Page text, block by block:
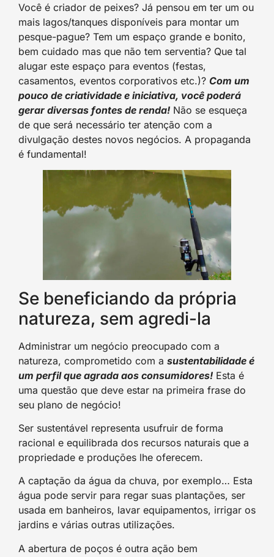
Você é criador de peixes? Já pensou em ter um ou
mais lagos/tanques disponíveis para montar um
pesque-pague? Tem um espaço grande e bonito,
bem cuidado mas que não tem serventia? Que tal
alugar este espaço para eventos (festas,
casamentos, eventos corporativos etc.)? Com um
pouco de criatividade e iniciativa, você poderá
gerar diversas fontes de renda! Não se esqueça
de que será necessário ter atenção com a
divulgação destes novos negócios. A propaganda
é fundamental!
Se beneficiando da própria
natureza, sem agredi-la
Administrar um negócio preocupado com a
natureza, comprometido com a sustentabilidade é
um perfil que agrada aos consumidores! Esta é
uma questão que deve estar na primeira frase do
seu plano de negócio!
Ser sustentável representa usufruir de forma
racional e equilibrada dos recursos naturais que a
propriedade e produções lhe oferecem.
A captação da água da chuva, por exemplo… Esta
água pode servir para regar suas plantações, ser
usada em banheiros, lavar equipamentos, irrigar os
jardins e várias outras utilizações.
A abertura de poços é outra ação bem